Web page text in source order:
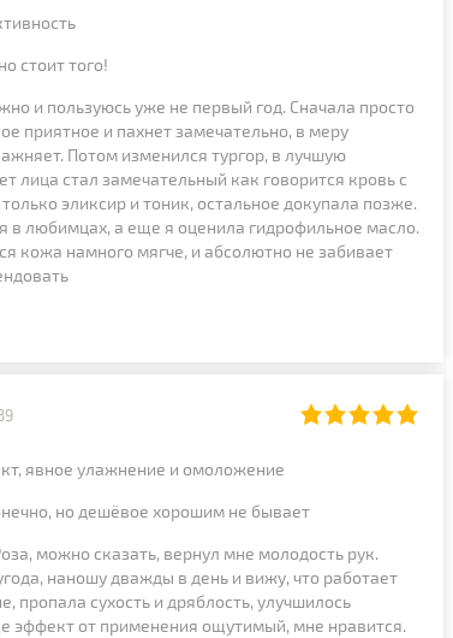
стоит того!
и пользуюсь уже не первый год. Сначала просто
приятное и пахнет замечательно, в меру
Потом изменился тургор, в лучшую
лица стал замечательный как говорится кровь с
эликсир и тоник, остальное докупала позже.
в любимцах, а еще я оценила гидрофильное масло.
кожа намного мягче, и абсолютно не забивает
явное улажнение и омоложение
но дешёвое хорошим не бывает
можно сказать, вернул мне молодость рук.
наношу дважды в день и вижу, что работает
пропала сухость и дряблость, улучшилось
эффект от применения ощутимый, мне нравится.